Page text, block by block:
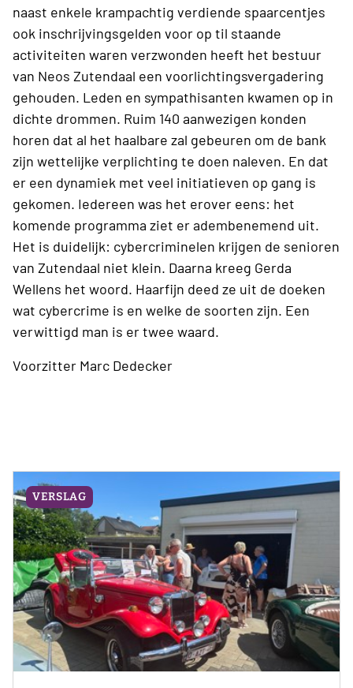
naast enkele krampachtig verdiende spaarcentjes
ook inschrijvingsgelden voor op til staande
activiteiten waren verzwonden heeft het bestuur
van Neos Zutendaal een voorlichtingsvergadering
gehouden. Leden en sympathisanten kwamen op in
dichte drommen. Ruim 140 aanwezigen konden
horen dat al het haalbare zal gebeuren om de bank
zijn wettelijke verplichting te doen naleven. En dat
er een dynamiek met veel initiatieven op gang is
gekomen. Iedereen was het erover eens: het
komende programma ziet er adembenemend uit.
Het is duidelijk: cybercriminelen krijgen de senioren
van Zutendaal niet klein. Daarna kreeg Gerda
Wellens het woord. Haarfijn deed ze uit de doeken
wat cybercrime is en welke de soorten zijn. Een
verwittigd man is er twee waard.
Voorzitter Marc Dedecker
VERSLAG